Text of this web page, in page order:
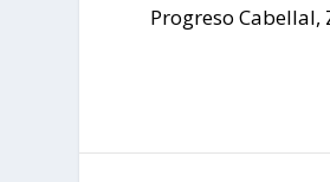
Progreso Cabellal,